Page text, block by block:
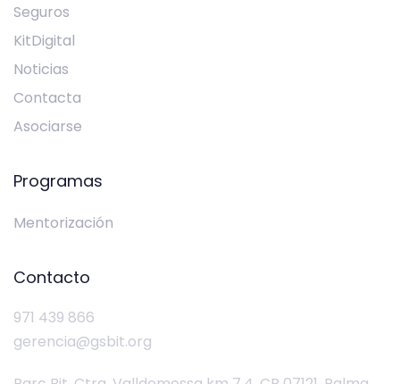
Seguros
KitDigital
Noticias
Contacta
Asociarse
Programas
Mentorización
Contacto
971 439 866
gerencia@gsbit.org